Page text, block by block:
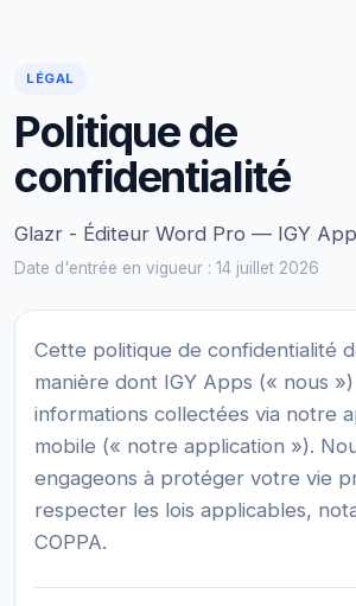
LÉGAL
Politique de
confidentialité
Glazr - Éditeur Word Pro — IGY
Date d'entrée en vigueur : 14 juillet 2026
Cette politique de confidentialité
manière dont IGY Apps (« nous
informations collectées via notre
mobile (« notre application »).
engageons à protéger votre vie
respecter les lois applicables,
COPPA.